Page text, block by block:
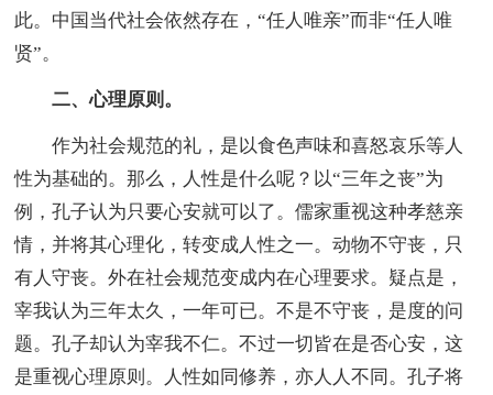
此。中国当代社会依然存在，“任人唯亲”而非“任人唯
贤”。
二、心理原则。
作为社会规范的礼，是以食色声味和喜怒哀乐等人
性为基础的。那么，人性是什么呢？以“三年之丧”为
例，孔子认为只要心安就可以了。儒家重视这种孝慈亲
情，并将其心理化，转变成人性之一。动物不守丧，只
有人守丧。外在社会规范变成内在心理要求。疑点是，
宰我认为三年太久，一年可已。不是不守丧，是度的问
题。孔子却认为宰我不仁。不过一切皆在是否心安，这
是重视心理原则。人性如同修养，亦人人不同。孔子将